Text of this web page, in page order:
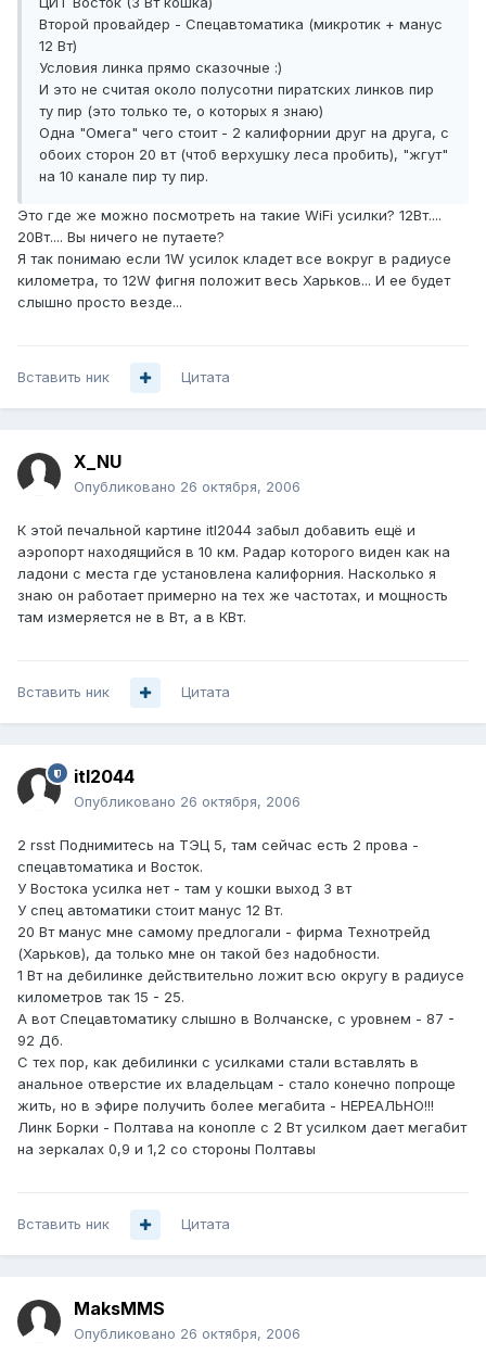
Второй провайдер - Спецавтоматика (микротик + манус
12 Вт)
Условия линка прямо сказочные :)
И это не считая около полусотни пиратских линков пир
ту пир (это только те, о которых я знаю)
Одна "Омега" чего стоит - 2 калифорнии друг на друга, с
обоих сторон 20 вт (чтоб верхушку леса пробить), "жгут"
на 10 канале пир ту пир.
Это где же можно посмотреть на такие WiFi усилки? 12Вт....
20Вт.... Вы ничего не путаете?
Я так понимаю если 1W усилок кладет все вокруг в радиусе
километра, то 12W фигня положит весь Харьков... И ее будет
слышно просто везде...
Вставить ник Цитата
X_NU
Опубликовано 26 октября, 2006
К этой печальной картине itl2044 забыл добавить ещё и
аэропорт находящийся в 10 км. Радар которого виден как на
ладони с места где установлена калифорния. Насколько я
знаю он работает примерно на тех же частотах, и мощность
там измеряется не в Вт, а в КВт.
Вставить ник Цитата
itl2044
Опубликовано 26 октября, 2006
2 rsst Поднимитесь на ТЭЦ 5, там сейчас есть 2 прова -
спецавтоматика и Восток.
У Востока усилка нет - там у кошки выход 3 вт
У спец автоматики стоит манус 12 Вт.
20 Вт манус мне самому предлогали - фирма Технотрейд
(Харьков), да только мне он такой без надобности.
1 Вт на дебилинке действительно ложит всю округу в радиусе
километров так 15 - 25.
А вот Спецавтоматику слышно в Волчанске, с уровнем - 87 -
92 Дб.
С тех пор, как дебилинки с усилками стали вставлять в
анальное отверстие их владельцам - стало конечно попроще
жить, но в эфире получить более мегабита - НЕРЕАЛЬНО!!!
Линк Борки - Полтава на конопле с 2 Вт усилком дает мегабит
на зеркалах 0,9 и 1,2 со стороны Полтавы
Вставить ник Цитата
MaksMMS
Опубликовано 26 октября, 2006